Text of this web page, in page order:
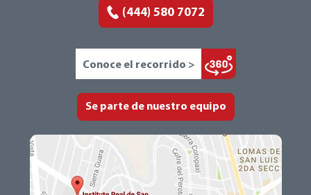
(444) 580 7072
Conoce el recorrido >
Se parte de nuestro equipo